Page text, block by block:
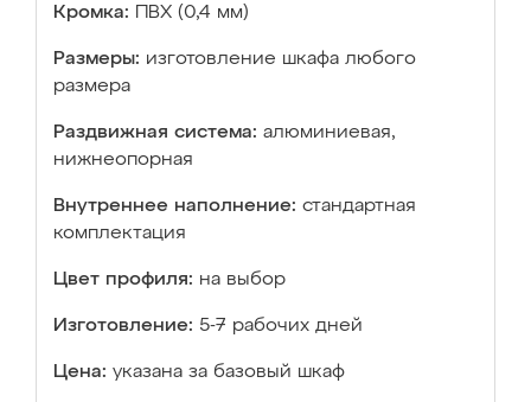
Кромка: ПВХ (0,4 мм)
Размеры: изготовление шкафа любого
размера
Раздвижная система: алюминиевая,
нижнеопорная
Внутреннее наполнение: стандартная
комплектация
Цвет профиля: на выбор
Изготовление: 5-7 рабочих дней
Цена: указана за базовый шкаф